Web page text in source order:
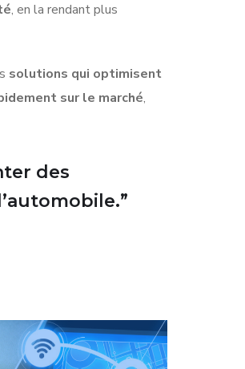
, en la rendant plus
solutions qui optimisent
sur le marché,
des